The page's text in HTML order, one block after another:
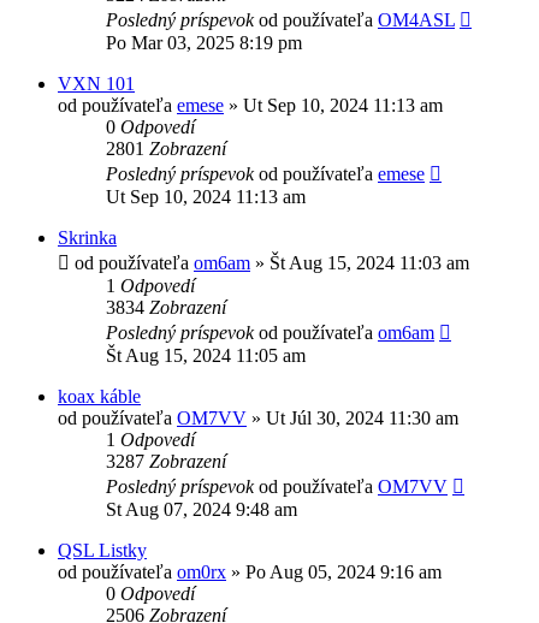
Posledný príspevokod používateľa OM4ASL
Po Mar 03, 2025 8:19 pm
VXN 101
od používateľa emese » Ut Sep 10, 2024 11:13 am
0 Odpovedí
2801 Zobrazení
Posledný príspevokod používateľa emese
Ut Sep 10, 2024 11:13 am
Skrinka
od používateľa om6am » Št Aug 15, 2024 11:03 am
1 Odpovedí
3834 Zobrazení
Posledný príspevokod používateľa om6am
Št Aug 15, 2024 11:05 am
koax káble
od používateľa OM7VV » Ut Júl 30, 2024 11:30 am
1 Odpovedí
3287 Zobrazení
Posledný príspevokod používateľa OM7VV
St Aug 07, 2024 9:48 am
QSL Listky
od používateľa om0rx » Po Aug 05, 2024 9:16 am
0 Odpovedí
2506 Zobrazení